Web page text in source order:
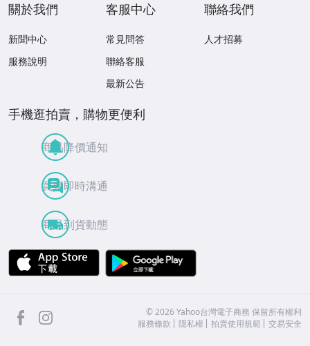
關於我們
新聞中心
服務說明
客服中心
常見問答
聯絡客服
最新公告
聯絡我們
人才招募
手機逛拍賣，購物更便利
商品降價通知
買賣即時溝通
商品到貨動態
APP Store
facebook ©2026 Yahoo台灣電子商務 保留所有權利
服務條款
隱私權 拍賣使用規範 交易安全